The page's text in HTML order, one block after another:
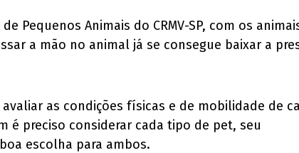
Pequenos Animais do CRMV-SP, com os
a mão no animal já se consegue baixar a
as condições físicas e de mobilidade de
é preciso considerar cada tipo de pet, seu
escolha para ambos.